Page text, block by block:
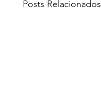
Posts Relacionados